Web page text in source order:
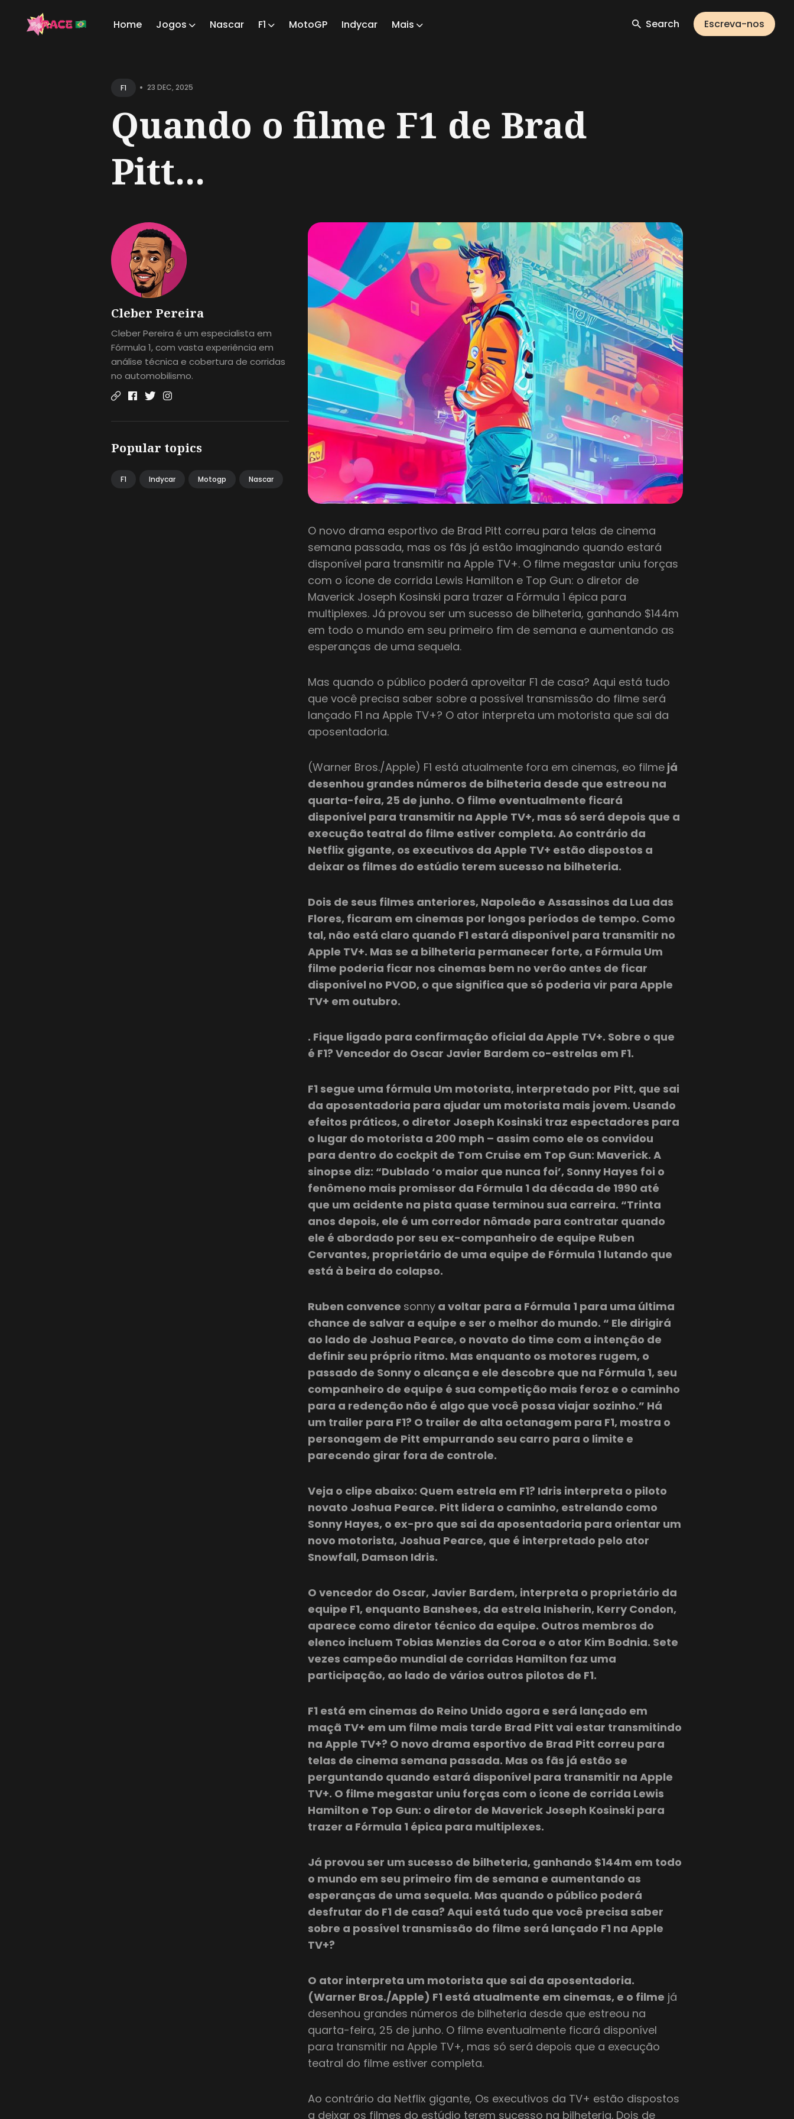
Home Jogos Nascar F1 MotoGP Indycar Mais Search Escreva-nos
F1 • 23 DEC, 2025
Quando o filme F1 de Brad
Pitt...
Cleber Pereira
Cleber Pereira é um especialista em
Fórmula 1, com vasta experiência em
análise técnica e cobertura de corridas
no automobilismo.
Popular topics
F1 Indycar Motogp Nascar
O novo drama esportivo de Brad Pitt correu para telas de cinema
semana passada, mas os fãs já estão imaginando quando estará
disponível para transmitir na Apple TV+. O filme megastar uniu forças
com o ícone de corrida Lewis Hamilton e Top Gun: o diretor de
Maverick Joseph Kosinski para trazer a Fórmula 1 épica para
multiplexes. Já provou ser um sucesso de bilheteria, ganhando $144m
em todo o mundo em seu primeiro fim de semana e aumentando as
esperanças de uma sequela.
Mas quando o público poderá aproveitar F1 de casa? Aqui está tudo
que você precisa saber sobre a possível transmissão do filme será
lançado F1 na Apple TV+? O ator interpreta um motorista que sai da
aposentadoria.
(Warner Bros./Apple) F1 está atualmente fora em cinemas, eo filme já
desenhou grandes números de bilheteria desde que estreou na
quarta-feira, 25 de junho. O filme eventualmente ficará
disponível para transmitir na Apple TV+, mas só será depois que a
execução teatral do filme estiver completa. Ao contrário da
Netflix gigante, os executivos da Apple TV+ estão dispostos a
deixar os filmes do estúdio terem sucesso na bilheteria.
Dois de seus filmes anteriores, Napoleão e Assassinos da Lua das
Flores, ficaram em cinemas por longos períodos de tempo. Como
tal, não está claro quando F1 estará disponível para transmitir no
Apple TV+. Mas se a bilheteria permanecer forte, a Fórmula Um
filme poderia ficar nos cinemas bem no verão antes de ficar
disponível no PVOD, o que significa que só poderia vir para Apple
TV+ em outubro.
. Fique ligado para confirmação oficial da Apple TV+. Sobre o que
é F1? Vencedor do Oscar Javier Bardem co-estrelas em F1.
F1 segue uma fórmula Um motorista, interpretado por Pitt, que sai
da aposentadoria para ajudar um motorista mais jovem. Usando
efeitos práticos, o diretor Joseph Kosinski traz espectadores para
o lugar do motorista a 200 mph – assim como ele os convidou
para dentro do cockpit de Tom Cruise em Top Gun: Maverick. A
sinopse diz: “Dublado ‘o maior que nunca foi’, Sonny Hayes foi o
fenômeno mais promissor da Fórmula 1 da década de 1990 até
que um acidente na pista quase terminou sua carreira. “Trinta
anos depois, ele é um corredor nômade para contratar quando
ele é abordado por seu ex-companheiro de equipe Ruben
Cervantes, proprietário de uma equipe de Fórmula 1 lutando que
está à beira do colapso.
Ruben convence sonny a voltar para a Fórmula 1 para uma última
chance de salvar a equipe e ser o melhor do mundo. “ Ele dirigirá
ao lado de Joshua Pearce, o novato do time com a intenção de
definir seu próprio ritmo. Mas enquanto os motores rugem, o
passado de Sonny o alcança e ele descobre que na Fórmula 1, seu
companheiro de equipe é sua competição mais feroz e o caminho
para a redenção não é algo que você possa viajar sozinho.” Há
um trailer para F1? O trailer de alta octanagem para F1, mostra o
personagem de Pitt empurrando seu carro para o limite e
parecendo girar fora de controle.
Veja o clipe abaixo: Quem estrela em F1? Idris interpreta o piloto
novato Joshua Pearce. Pitt lidera o caminho, estrelando como
Sonny Hayes, o ex-pro que sai da aposentadoria para orientar um
novo motorista, Joshua Pearce, que é interpretado pelo ator
Snowfall, Damson Idris.
O vencedor do Oscar, Javier Bardem, interpreta o proprietário da
equipe F1, enquanto Banshees, da estrela Inisherin, Kerry Condon,
aparece como diretor técnico da equipe. Outros membros do
elenco incluem Tobias Menzies da Coroa e o ator Kim Bodnia. Sete
vezes campeão mundial de corridas Hamilton faz uma
participação, ao lado de vários outros pilotos de F1.
F1 está em cinemas do Reino Unido agora e será lançado em
maçã TV+ em um filme mais tarde Brad Pitt vai estar transmitindo
na Apple TV+? O novo drama esportivo de Brad Pitt correu para
telas de cinema semana passada. Mas os fãs já estão se
perguntando quando estará disponível para transmitir na Apple
TV+. O filme megastar uniu forças com o ícone de corrida Lewis
Hamilton e Top Gun: o diretor de Maverick Joseph Kosinski para
trazer a Fórmula 1 épica para multiplexes.
Já provou ser um sucesso de bilheteria, ganhando $144m em todo
o mundo em seu primeiro fim de semana e aumentando as
esperanças de uma sequela. Mas quando o público poderá
desfrutar do F1 de casa? Aqui está tudo que você precisa saber
sobre a possível transmissão do filme será lançado F1 na Apple
TV+?
O ator interpreta um motorista que sai da aposentadoria.
(Warner Bros./Apple) F1 está atualmente em cinemas, e o filme já
desenhou grandes números de bilheteria desde que estreou na
quarta-feira, 25 de junho. O filme eventualmente ficará disponível
para transmitir na Apple TV+, mas só será depois que a execução
teatral do filme estiver completa.
Ao contrário da Netflix gigante, Os executivos da TV+ estão dispostos
a deixar os filmes do estúdio terem sucesso na bilheteria. Dois de